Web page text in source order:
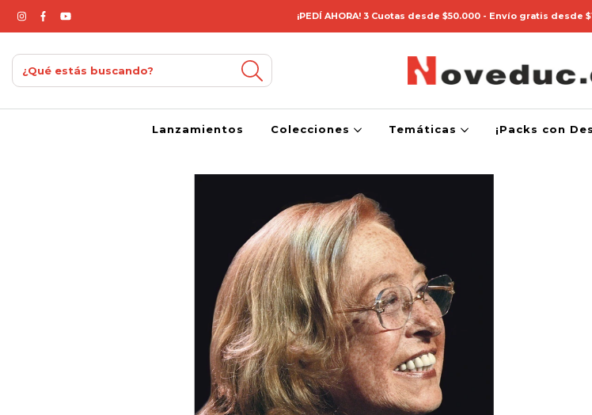
¡PEDÍ AHORA! 3 Cuotas desde $50.000 - Envío gratis desde
Lanzamientos Colecciones Temáticas ¡Packs con